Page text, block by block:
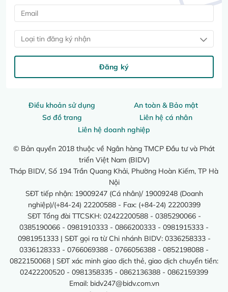
Điều khoản sử dụng
An toàn & Bảo mật
Sơ đồ trang
Liên hệ cá nhân
Liên hệ doanh nghiệp
© Bản quyền 2018 thuộc về Ngân hàng TMCP Đầu tư và Phát
triển Việt Nam (BIDV)
Tháp BIDV, Số 194 Trần Quang Khải, Phường Hoàn Kiếm, TP Hà
Nội
SĐT tiếp nhận: 19009247 (Cá nhân)/ 19009248 (Doanh
nghiệp)/(+84-24) 22200588 - Fax: (+84-24) 22200399
SĐT Tổng đài TTCSKH: 02422200588 - 0385290066 -
0385190066 - 0981910333 - 0866200333 - 0981915333 -
0981951333 | SĐT gọi ra từ Chi nhánh BIDV: 0336258333 -
0336128333 - 0766069388 - 0766056388 - 0852198088 -
0822150068 | SĐT xác minh giao dịch thẻ, giao dịch chuyển tiền:
02422200520 - 0981358335 - 0862136388 - 0862159399
Email: bidv247@bidv.com.vn
Loại tin đăng ký nhận
Đăng ký